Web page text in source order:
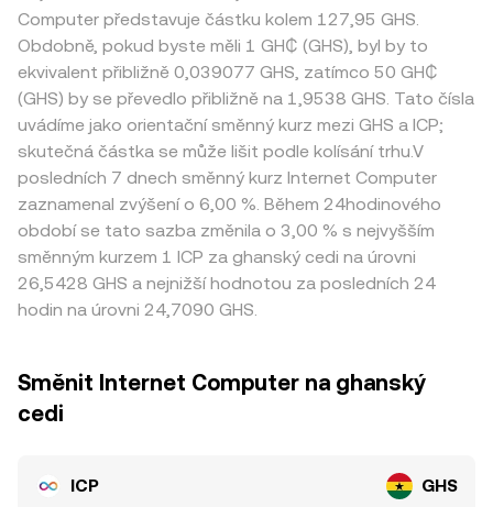
Computer představuje částku kolem 127,95 GHS.
Obdobně, pokud byste měli 1 GH₵ (GHS), byl by to
ekvivalent přibližně 0,039077 GHS, zatímco 50 GH₵
(GHS) by se převedlo přibližně na 1,9538 GHS. Tato čísla
uvádíme jako orientační směnný kurz mezi GHS a ICP;
skutečná částka se může lišit podle kolísání trhu.V
posledních 7 dnech směnný kurz Internet Computer
zaznamenal zvýšení o 6,00 %. Během 24hodinového
období se tato sazba změnila o 3,00 % s nejvyšším
směnným kurzem 1 ICP za ghanský cedi na úrovni
26,5428 GHS a nejnižší hodnotou za posledních 24
hodin na úrovni 24,7090 GHS.
Směnit Internet Computer na ghanský
cedi
ICP GHS